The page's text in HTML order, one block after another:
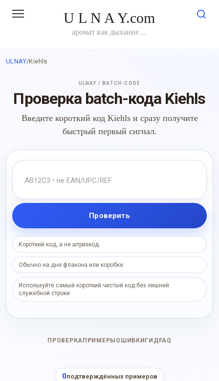
U L N A Y.com
аромат как дыхание…
ULNAY/Kiehls
ULNAY / BATCH-CODE
Проверка batch-кода Kiehls
Введите короткий код Kiehls и сразу получите
быстрый первый сигнал.
Проверить
Короткий код, а не штрихкод.
Обычно на дне флакона или коробке.
Используйте самый короткий чистый код без лишней
служебной строки.
ПРОВЕРКА ПРИМЕРЫ ОШИБКИ ГИД FAQ
0подтверждённых примеров